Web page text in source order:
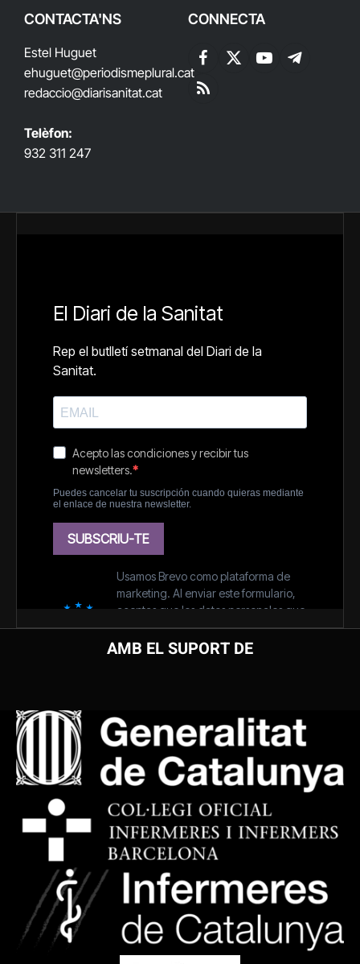
CONTACTA'NS
Estel Huguet
ehuguet@periodismeplural.cat
redaccio@diarisanitat.cat
Telèfon:
932 311 247
CONNECTA
Facebook
X
YouTubeTelegram
RSS
AMB EL SUPORT DE